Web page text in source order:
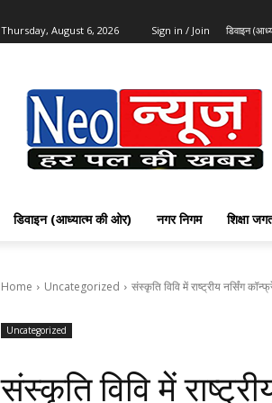
Thursday, August 6, 2026 Sign in / Join डिवाइन
डिवाइन (आध्यात्म की ओर) नगर निगम शिक्षा
Home Uncategorized संस्कृति विवि में राष्ट्रीय नर्सिंग
Uncategorized
संस्कृति विवि में